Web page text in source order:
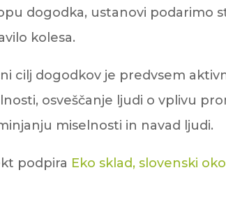
dogodka, ustanovi podarimo
kolesa.
cilj dogodkov je predvsem
osveščanje ljudi o vplivu
miselnosti in navad ljudi.
podpira Eko sklad, slovenski